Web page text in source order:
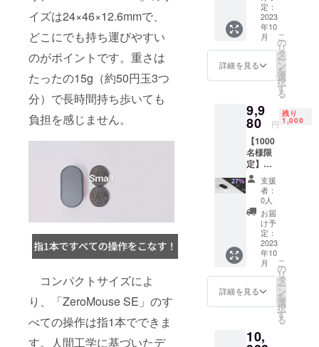
イズは24×46×12.6mmで、
どこにでも持ち運びやすい
のがポイントです。重さは
たったの15g（約50円玉3つ
分）で長時間持ち歩いても
負担を感じません。
コンパクトサイズによ
り、「ZeroMouse SE」のす
べての操作は指1本でできま
す。人間工学に基づいたデ
ています。
私たちは、
地域社会か
ら世界へと
貢献できる
企業を目指
し、貧困地
域での慈善
活動や、貧
困・差別と
いった社会
課題の改善
にも微力な
がら取り組
んでおりま
す。
今後と
も、皆さま
支援を賜り
to USB-
A充電
ケーブ
ル×1 日
本語取
扱説明
SE」×1
一般販
売予定
価格：
13,816
円（税
込） ※
送料無
本国内
限定）
内容
物：
「Zero
Mouse
SE」本
体（白
黒色）
×1 USB
Type-C
to USB-
A充電
ケーブ
ル×1 日
本語取
扱説明
定：
2023
年10
月
詳細を見る
こ
の
リ
タ
ー
ン
を
選
択
す
る
9,9
80 円
残り
1,000
【1000
名様限
定】早
割
27％OF
「Zero
Mouse
SE」×1
一般販
売予定
価格：
13,816
円（税
込） ※
送料無
本国内
支援
者：
0人
お届
け予
定：
2023
年10
月
詳細を見る
こ
の
リ
タ
ー
ン
を
選
択
す
る
10,